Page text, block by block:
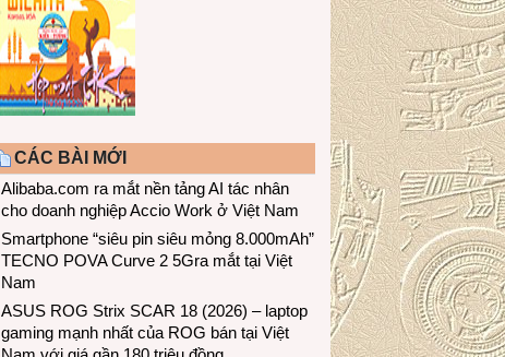
CÁC BÀI MỚI
Alibaba.com ra mắt nền tảng AI tác nhân
cho doanh nghiệp Accio Work ở Việt Nam
Smartphone “siêu pin siêu mỏng 8.000mAh”
TECNO POVA Curve 2 5Gra mắt tại Việt
Nam
ASUS ROG Strix SCAR 18 (2026) – laptop
gaming mạnh nhất của ROG bán tại Việt